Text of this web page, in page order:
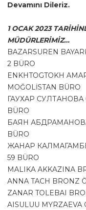
Devamını Dileriz.
1 OCAK 2023
MÜDÜRLERİMİZ…
BAZARSUREN
2 BÜRO
ENKHTOGTOKH
MOĞOLİSTAN BÜRO
ГАУХАР СУЛТАНОВА
BÜRO
БАЯН АБДРАМАНОВА
BÜRO
ЖАНАР
59 BÜRO
MALIKA AKKAZINA
ANNA TACH BRONZ
ZANAR TOLEBAI
AISULUU MYRZAEVA